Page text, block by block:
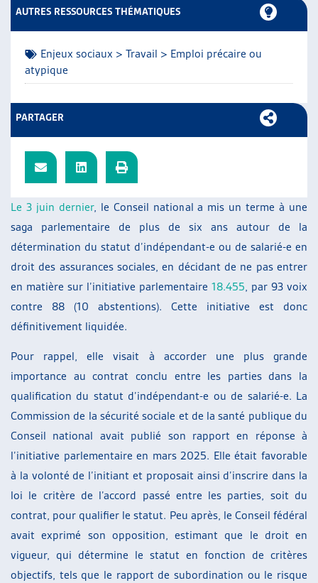
GUIDE SOCIAL ROMAND
AUTRES
ARTIAS
L’ASSOCIATION
JOURNÉES D’AUTOMNE
Le 3 juin dernier, le Conseil national a mis un terme à une
saga parlementaire de plus de six ans autour de la
détermination du statut d’indépendant-e ou de salarié-e en
droit des assurances sociales, en décidant de ne pas entrer
en matière sur l’initiative parlementaire 18.455, par 93 voix
contre 88 (10 abstentions). Cette initiative est donc
définitivement liquidée.
Pour rappel, elle visait à accorder une plus grande
importance au contrat conclu entre les parties dans la
qualification du statut d’indépendant-e ou de salarié-e. La
Commission de la sécurité sociale et de la santé publique du
Conseil national avait publié son rapport en réponse à
l’initiative parlementaire en mars 2025. Elle était favorable
à la volonté de l’initiant et proposait ainsi d’inscrire dans la
loi le critère de l’accord passé entre les parties, soit du
contrat, pour qualifier le statut. Peu après, le Conseil fédéral
avait exprimé son opposition, estimant que le droit en
vigueur, qui détermine le statut en fonction de critères
objectifs, tels que le rapport de subordination ou le risque
AUTRES RESSOURCES THÉMATIQUES
Enjeux sociaux > Travail > Emploi précaire ou
atypique
PARTAGER